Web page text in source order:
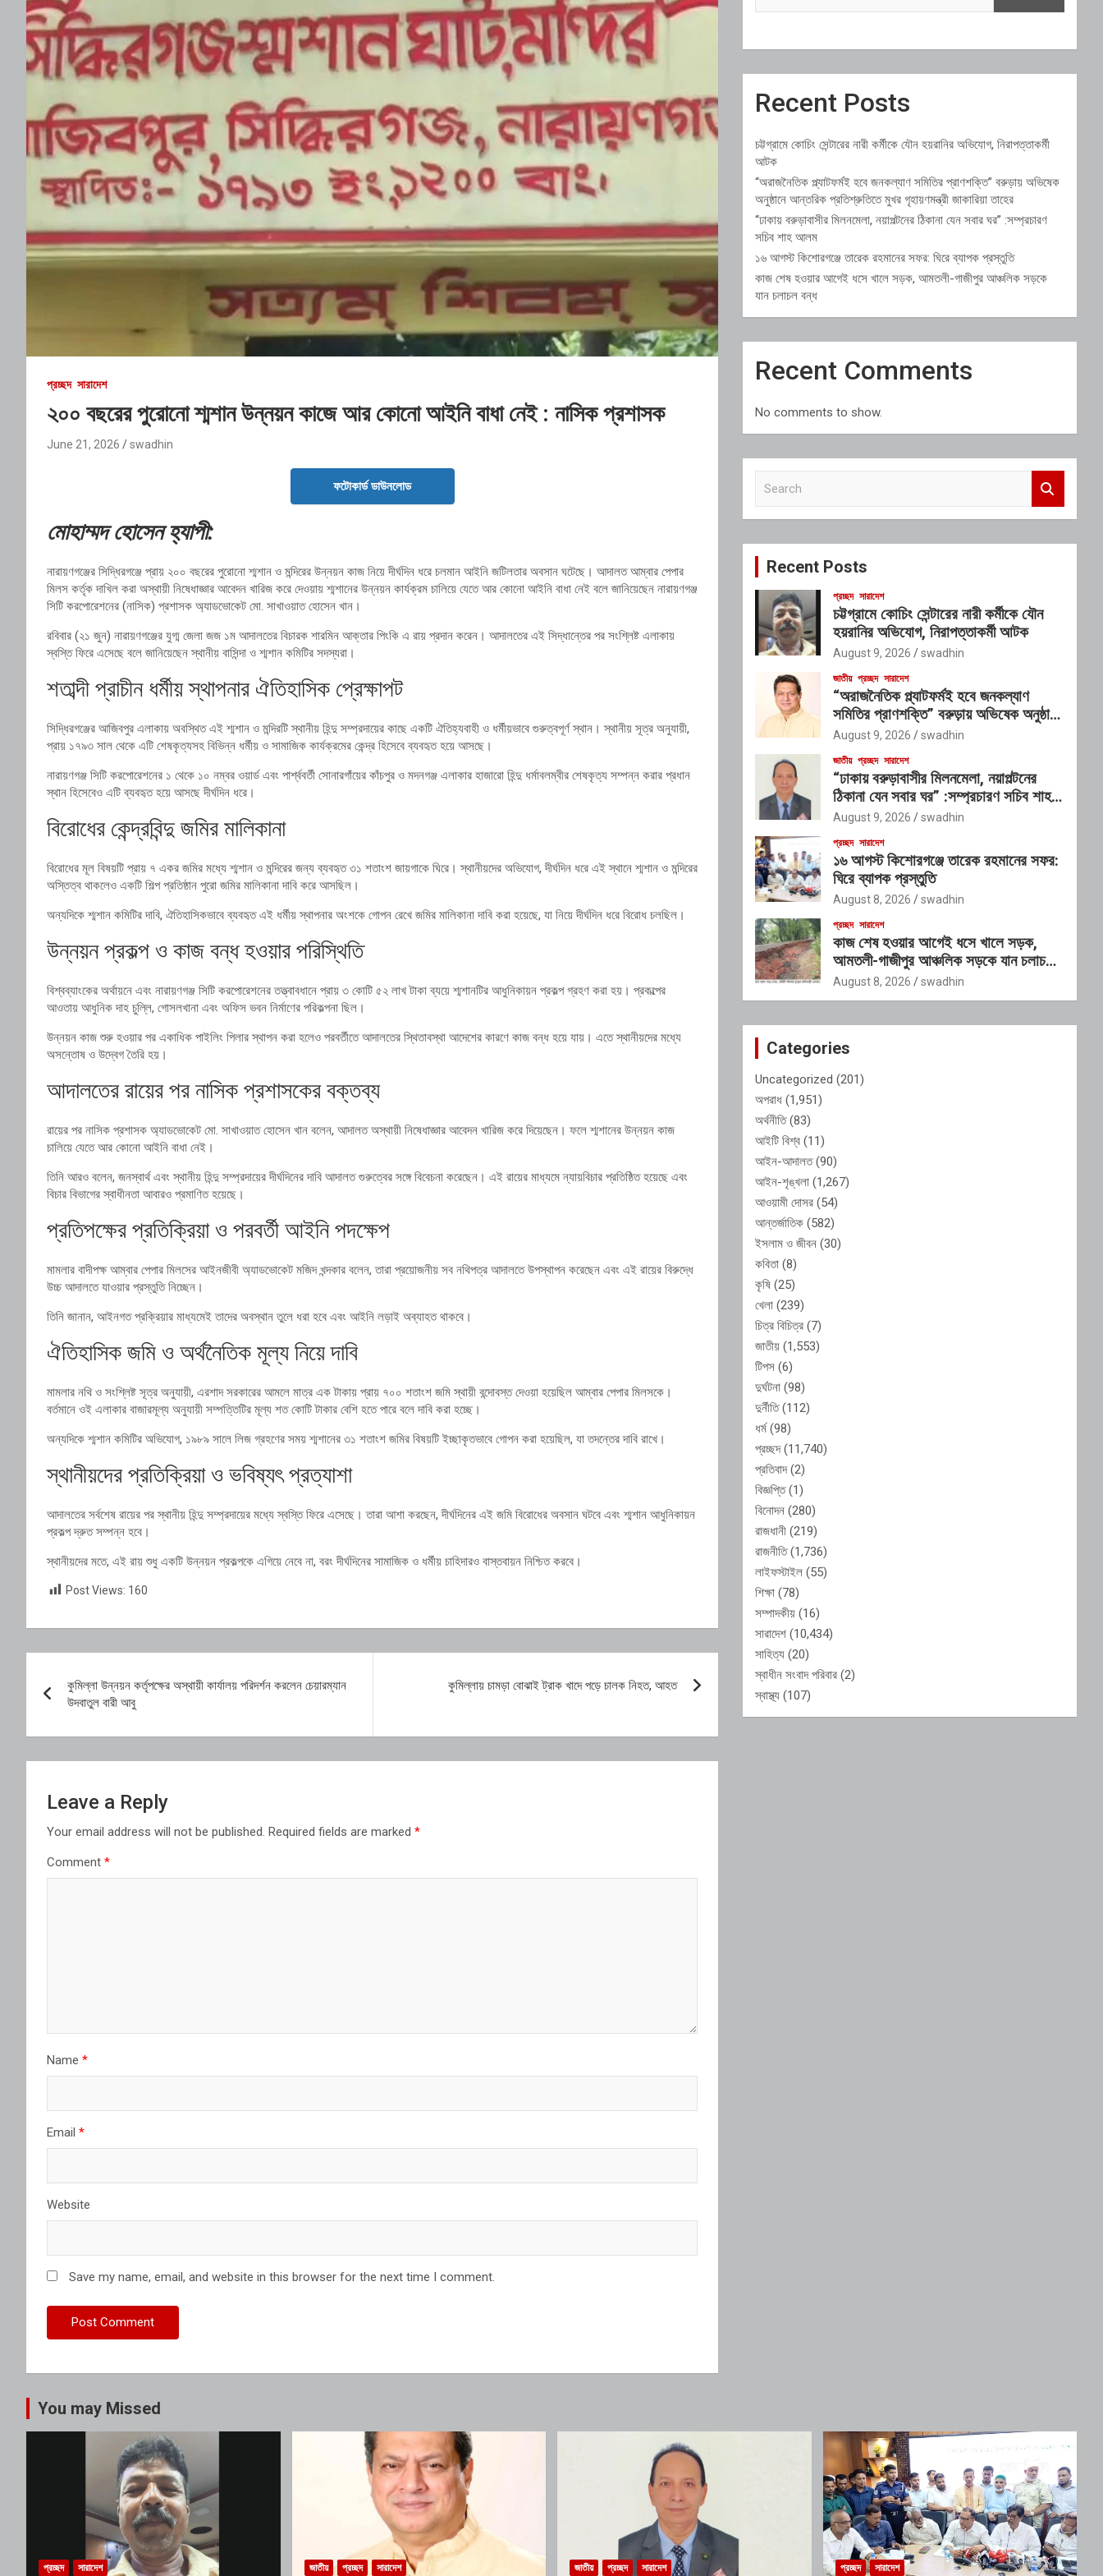
প্রচ্ছদ সারাদেশ
২০০ বছরের পুরোনো শ্মশান উন্নয়ন কাজে আর কোনো আইনি বাধা নেই : নাসিক প্রশাসক
June 21, 2026 swadhin
ফটোকার্ড ডাউনলোড
মোহাম্মদ হোসেন হ্যাপী:
নারায়ণগঞ্জের সিদ্ধিরগঞ্জে প্রায় ২০০ বছরের পুরোনো শ্মশান ও মন্দিরের উন্নয়ন কাজ নিয়ে দীর্ঘদিন ধরে চলমান আইনি জটিলতার অবসান ঘটেছে। আদালত আম্বার পেপার
মিলস কর্তৃক দাখিল করা অস্থায়ী নিষেধাজ্ঞার আবেদন খারিজ করে দেওয়ায় শ্মশানের উন্নয়ন কার্যক্রম চালিয়ে যেতে আর কোনো আইনি বাধা নেই বলে জানিয়েছেন নারায়ণগঞ্জ
সিটি করপোরেশনের (নাসিক) প্রশাসক অ্যাডভোকেট মো. সাখাওয়াত হোসেন খান।
রবিবার (২১ জুন) নারায়ণগঞ্জের যুগ্ম জেলা জজ ১ম আদালতের বিচারক শারমিন আক্তার পিংকি এ রায় প্রদান করেন। আদালতের এই সিদ্ধান্তের পর সংশ্লিষ্ট এলাকায়
স্বস্তি ফিরে এসেছে বলে জানিয়েছেন স্থানীয় বাসিন্দা ও শ্মশান কমিটির সদস্যরা।
শতাব্দী প্রাচীন ধর্মীয় স্থাপনার ঐতিহাসিক প্রেক্ষাপট
সিদ্ধিরগঞ্জের আজিবপুর এলাকায় অবস্থিত এই শ্মশান ও মন্দিরটি স্থানীয় হিন্দু সম্প্রদায়ের কাছে একটি ঐতিহ্যবাহী ও ধর্মীয়ভাবে গুরুত্বপূর্ণ স্থান। স্থানীয় সূত্র অনুযায়ী,
প্রায় ১৭৯৩ সাল থেকে এটি শেষকৃত্যসহ বিভিন্ন ধর্মীয় ও সামাজিক কার্যক্রমের কেন্দ্র হিসেবে ব্যবহৃত হয়ে আসছে।
নারায়ণগঞ্জ সিটি করপোরেশনের ১ থেকে ১০ নম্বর ওয়ার্ড এবং পার্শ্ববর্তী সোনারগাঁয়ের কাঁচপুর ও মদনগঞ্জ এলাকার হাজারো হিন্দু ধর্মাবলম্বীর শেষকৃত্য সম্পন্ন করার প্রধান
স্থান হিসেবেও এটি ব্যবহৃত হয়ে আসছে দীর্ঘদিন ধরে।
বিরোধের কেন্দ্রবিন্দু জমির মালিকানা
বিরোধের মূল বিষয়টি প্রায় ৭ একর জমির মধ্যে শ্মশান ও মন্দিরের জন্য ব্যবহৃত ৩১ শতাংশ জায়গাকে ঘিরে। স্থানীয়দের অভিযোগ, দীর্ঘদিন ধরে এই স্থানে শ্মশান ও মন্দিরের
অস্তিত্ব থাকলেও একটি শিল্প প্রতিষ্ঠান পুরো জমির মালিকানা দাবি করে আসছিল।
অন্যদিকে শ্মশান কমিটির দাবি, ঐতিহাসিকভাবে ব্যবহৃত এই ধর্মীয় স্থাপনার অংশকে গোপন রেখে জমির মালিকানা দাবি করা হয়েছে, যা নিয়ে দীর্ঘদিন ধরে বিরোধ চলছিল।
উন্নয়ন প্রকল্প ও কাজ বন্ধ হওয়ার পরিস্থিতি
বিশ্বব্যাংকের অর্থায়নে এবং নারায়ণগঞ্জ সিটি করপোরেশনের তত্ত্বাবধানে প্রায় ৩ কোটি ৫২ লাখ টাকা ব্যয়ে শ্মশানটির আধুনিকায়ন প্রকল্প গ্রহণ করা হয়। প্রকল্পের
আওতায় আধুনিক দাহ চুল্লি, গোসলখানা এবং অফিস ভবন নির্মাণের পরিকল্পনা ছিল।
উন্নয়ন কাজ শুরু হওয়ার পর একাধিক পাইলিং পিলার স্থাপন করা হলেও পরবর্তীতে আদালতের স্থিতাবস্থা আদেশের কারণে কাজ বন্ধ হয়ে যায়। এতে স্থানীয়দের মধ্যে
অসন্তোষ ও উদ্বেগ তৈরি হয়।
আদালতের রায়ের পর নাসিক প্রশাসকের বক্তব্য
রায়ের পর নাসিক প্রশাসক অ্যাডভোকেট মো. সাখাওয়াত হোসেন খান বলেন, আদালত অস্থায়ী নিষেধাজ্ঞার আবেদন খারিজ করে দিয়েছেন। ফলে শ্মশানের উন্নয়ন কাজ
চালিয়ে যেতে আর কোনো আইনি বাধা নেই।
তিনি আরও বলেন, জনস্বার্থ এবং স্থানীয় হিন্দু সম্প্রদায়ের দীর্ঘদিনের দাবি আদালত গুরুত্বের সঙ্গে বিবেচনা করেছেন। এই রায়ের মাধ্যমে ন্যায়বিচার প্রতিষ্ঠিত হয়েছে এবং
বিচার বিভাগের স্বাধীনতা আবারও প্রমাণিত হয়েছে।
প্রতিপক্ষের প্রতিক্রিয়া ও পরবর্তী আইনি পদক্ষেপ
মামলার বাদীপক্ষ আম্বার পেপার মিলসের আইনজীবী অ্যাডভোকেট মজিদ খন্দকার বলেন, তারা প্রয়োজনীয় সব নথিপত্র আদালতে উপস্থাপন করেছেন এবং এই রায়ের বিরুদ্ধে
উচ্চ আদালতে যাওয়ার প্রস্তুতি নিচ্ছেন।
তিনি জানান, আইনগত প্রক্রিয়ার মাধ্যমেই তাদের অবস্থান তুলে ধরা হবে এবং আইনি লড়াই অব্যাহত থাকবে।
ঐতিহাসিক জমি ও অর্থনৈতিক মূল্য নিয়ে দাবি
মামলার নথি ও সংশ্লিষ্ট সূত্র অনুযায়ী, এরশাদ সরকারের আমলে মাত্র এক টাকায় প্রায় ৭০০ শতাংশ জমি স্থায়ী বন্দোবস্ত দেওয়া হয়েছিল আম্বার পেপার মিলসকে।
বর্তমানে ওই এলাকার বাজারমূল্য অনুযায়ী সম্পত্তিটির মূল্য শত কোটি টাকার বেশি হতে পারে বলে দাবি করা হচ্ছে।
অন্যদিকে শ্মশান কমিটির অভিযোগ, ১৯৮৯ সালে লিজ গ্রহণের সময় শ্মশানের ৩১ শতাংশ জমির বিষয়টি ইচ্ছাকৃতভাবে গোপন করা হয়েছিল, যা তদন্তের দাবি রাখে।
স্থানীয়দের প্রতিক্রিয়া ও ভবিষ্যৎ প্রত্যাশা
আদালতের সর্বশেষ রায়ের পর স্থানীয় হিন্দু সম্প্রদায়ের মধ্যে স্বস্তি ফিরে এসেছে। তারা আশা করছেন, দীর্ঘদিনের এই জমি বিরোধের অবসান ঘটবে এবং শ্মশান আধুনিকায়ন
প্রকল্প দ্রুত সম্পন্ন হবে।
স্থানীয়দের মতে, এই রায় শুধু একটি উন্নয়ন প্রকল্পকে এগিয়ে নেবে না, বরং দীর্ঘদিনের সামাজিক ও ধর্মীয় চাহিদারও বাস্তবায়ন নিশ্চিত করবে।
Post Views: 160
navigation
কুমিল্লা উন্নয়ন কর্তৃপক্ষের অস্থায়ী কার্যালয় পরিদর্শন করলেন চেয়ারম্যান
উদবাতুল বারী আবু
কুমিল্লায় চামড়া বোঝাই ট্রাক খাদে পড়ে চালক নিহত, আহত
Leave a Reply
Your email address will not be published. Required fields are marked *
Comment *
Name *
Email *
Website
Save my name, email, and website in this browser for the next time I comment.
Recent Posts
চট্টগ্রামে কোচিং সেন্টারের নারী কর্মীকে যৌন হয়রানির অভিযোগ, নিরাপত্তাকর্মী
আটক
“অরাজনৈতিক প্ল্যাটফর্মই হবে জনকল্যাণ সমিতির প্রাণশক্তি” বরুড়ায় অভিষেক
অনুষ্ঠানে আন্তরিক প্রতিশ্রুতিতে মুখর গৃহায়ণমন্ত্রী জাকারিয়া তাহের
“ঢাকায় বরুড়াবাসীর মিলনমেলা, নয়াপল্টনের ঠিকানা যেন সবার ঘর” :সম্প্রচারণ
সচিব শাহ আলম
১৬ আগস্ট কিশোরগঞ্জে তারেক রহমানের সফর: ঘিরে ব্যাপক প্রস্তুতি
কাজ শেষ হওয়ার আগেই ধসে খালে সড়ক, আমতলী-গাজীপুর আঞ্চলিক সড়কে
যান চলাচল বন্ধ
Recent Comments
No comments to show.
c
Recent Posts
প্রচ্ছদ সারাদেশ
চট্টগ্রামে কোচিং সেন্টারের নারী কর্মীকে যৌন
হয়রানির অভিযোগ, নিরাপত্তাকর্মী আটক
August 9, 2026 swadhin
জাতীয় প্রচ্ছদ সারাদেশ
“অরাজনৈতিক প্ল্যাটফর্মই হবে জনকল্যাণ
সমিতির প্রাণশক্তি” বরুড়ায় অভিষেক অনুষ্ঠানে
আন্তরিক প্রতিশ্রুতিতে মুখর গৃহায়ণমন্ত্রী
জাকারিয়া তাহের
August 9, 2026 swadhin
জাতীয় প্রচ্ছদ সারাদেশ
“ঢাকায় বরুড়াবাসীর মিলনমেলা, নয়াপল্টনের
ঠিকানা যেন সবার ঘর” :সম্প্রচারণ সচিব শাহ
আলম
August 9, 2026 swadhin
প্রচ্ছদ সারাদেশ
১৬ আগস্ট কিশোরগঞ্জে তারেক রহমানের সফর:
ঘিরে ব্যাপক প্রস্তুতি
August 8, 2026 swadhin
প্রচ্ছদ সারাদেশ
কাজ শেষ হওয়ার আগেই ধসে খালে সড়ক,
আমতলী-গাজীপুর আঞ্চলিক সড়কে যান চলাচল
বন্ধ
August 8, 2026 swadhin
Categories
Uncategorized (201)
অপরাধ (1,951)
অর্থনীতি(83)
আইটি বিশ্ব (11)
আইন-আদালত(90)
আইন-শৃঙ্খলা (1,267)
আওয়ামী দোসর (54)
আন্তর্জাতিক (582)
ইসলাম ও জীবন (30)
কবিতা (8)
কৃষি (25)
খেলা (239)
চিত্র বিচিত্র (7)
জাতীয় (1,553)
টিপস (6)
দুর্ঘটনা (98)
দুর্নীতি(112)
ধর্ম(98)
প্রচ্ছদ(11,740)
প্রতিবাদ(2)
বিজ্ঞপ্তি(1)
বিনোদন (280)
রাজধানী (219)
রাজনীতি(1,736)
লাইফস্টাইল (55)
শিক্ষা (78)
সম্পাদকীয় (16)
সারাদেশ (10,434)
সাহিত্য (20)
স্বাধীন সংবাদ পরিবার (2)
স্বাস্থ্য (107)
You may Missed
প্রচ্ছদ সারাদেশ জাতীয় প্রচ্ছদ সারাদেশ জাতীয় প্রচ্ছদ সারাদেশ প্রচ্ছদ সারাদেশ